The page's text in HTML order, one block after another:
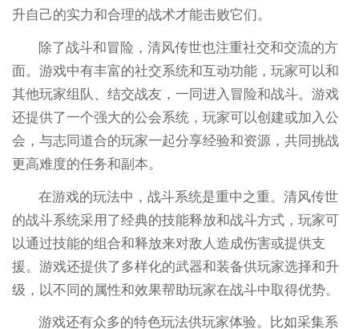
升自己的实力和合理的战术才能击败它们。
除了战斗和冒险，清风传世也注重社交和交流的方
面。游戏中有丰富的社交系统和互动功能，玩家可以和
其他玩家组队、结交战友，一同进入冒险和战斗。游戏
还提供了一个强大的公会系统，玩家可以创建或加入公
会，与志同道合的玩家一起分享经验和资源，共同挑战
更高难度的任务和副本。
在游戏的玩法中，战斗系统是重中之重。清风传世
的战斗系统采用了经典的技能释放和战斗方式，玩家可
以通过技能的组合和释放来对敌人造成伤害或提供支
援。游戏还提供了多样化的武器和装备供玩家选择和升
级，以不同的属性和效果帮助玩家在战斗中取得优势。
游戏还有众多的特色玩法供玩家体验。比如采集系